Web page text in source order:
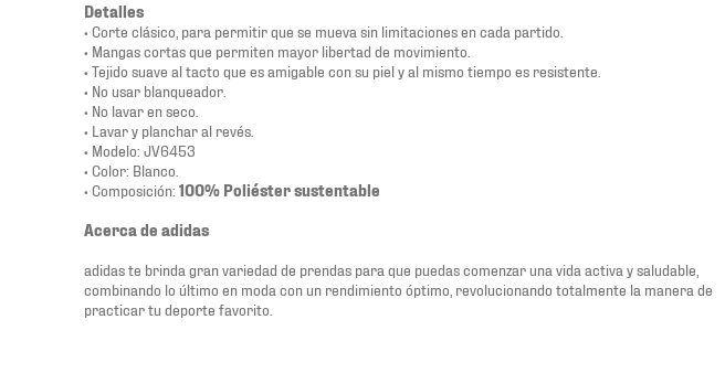
Detalles
• Corte clásico, para permitir que se mueva sin limitaciones en cada partido.
• Mangas cortas que permiten mayor libertad de movimiento.
• Tejido suave al tacto que es amigable con su piel y al mismo tiempo es resistente.
• No usar blanqueador.
• No lavar en seco.
• Lavar y planchar al revés.
• Modelo: JV6453
• Color: Blanco.
• Composición: 100% Poliéster sustentable
Acerca de adidas
adidas te brinda gran variedad de prendas para que puedas comenzar una vida activa y saludable,
combinando lo último en moda con un rendimiento óptimo, revolucionando totalmente la manera de
practicar tu deporte favorito.